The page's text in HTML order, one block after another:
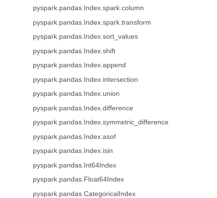
pyspark.pandas.Index.spark.column
pyspark.pandas.Index.spark.transform
pyspark.pandas.Index.sort_values
pyspark.pandas.Index.shift
pyspark.pandas.Index.append
pyspark.pandas.Index.intersection
pyspark.pandas.Index.union
pyspark.pandas.Index.difference
pyspark.pandas.Index.symmetric_difference
pyspark.pandas.Index.asof
pyspark.pandas.Index.isin
pyspark.pandas.Int64Index
pyspark.pandas.Float64Index
pyspark.pandas.CategoricalIndex